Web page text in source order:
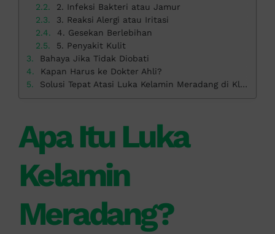
2. Infeksi Bakteri atau Jamur
3. Reaksi Alergi atau Iritasi
4. Gesekan Berlebihan
5. Penyakit Kulit
Bahaya Jika Tidak Diobati
Kapan Harus ke Dokter Ahli?
Solusi Tepat Atasi Luka Kelamin Meradang di Klinik Apollo
Apa Itu Luka
Kelamin
Meradang?